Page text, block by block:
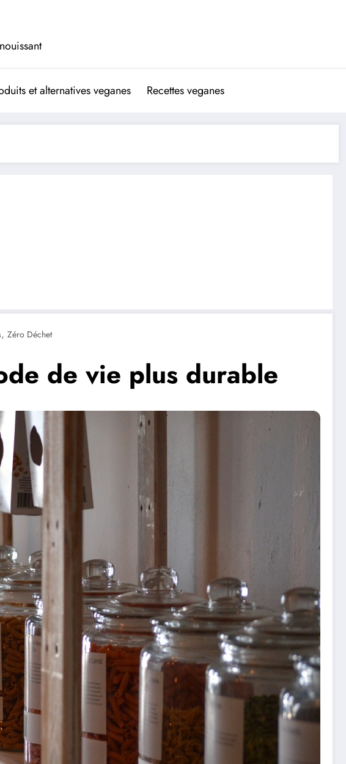
et alternatives veganes Recettes veganes
, Zéro Déchet
de vie plus durable